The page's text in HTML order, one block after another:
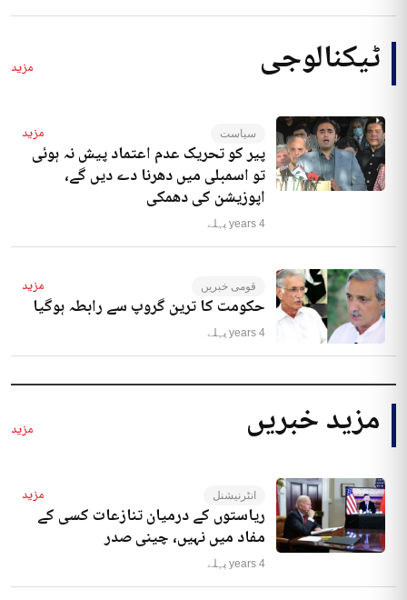
ٹیکنالوجی مزید
سیاست مزید
پیر کو تحریک عدم اعتماد پیش نہ ہوئی
تو اسمبلی میں دھرنا دے دیں گے،
اپوزیشن کی دھمکی
4 years پہلے
قومی خبریں مزید
حکومت کا ترین گروپ سے رابطہ ہوگیا
4 years پہلے
مزید خبریں مزید
انٹرنیشنل مزید
ریاستوں کے درمیان تنازعات کسی کے
مفاد میں نہیں، چینی صدر
4 years پہلے